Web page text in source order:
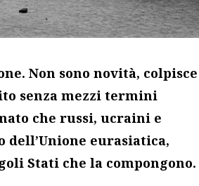
Non sono novità, colpisce
senza mezzi termini
che russi, ucraini e
dell’Unione eurasiatica,
Stati che la compongono.